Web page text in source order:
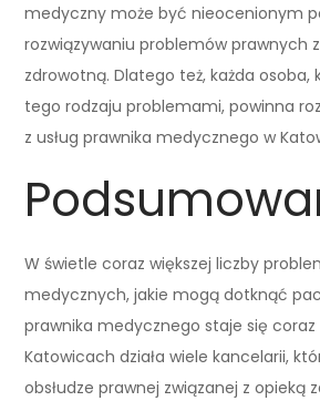
medyczny może być nieocenionym
rozwiązywaniu problemów prawnych
zdrowotną. Dlatego też, każda osoba,
tego rodzaju problemami, powinna
z usług prawnika medycznego w
W świetle coraz większej liczby
medycznych, jakie mogą dotknąć
prawnika medycznego staje się
Katowicach działa wiele kancelarii,
obsłudze prawnej związanej z opieką